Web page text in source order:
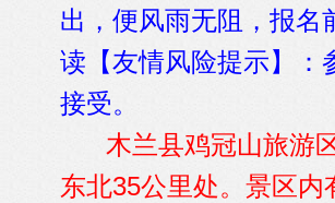
出，便风雨无阻，报名
读【友情风险提示】：
接受。
木兰县鸡冠山旅游
东北35公里处。景区内